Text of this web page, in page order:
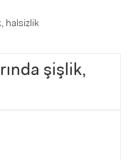
halsizlik
şişlik,